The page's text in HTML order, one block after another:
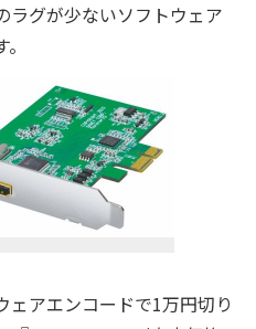
ラグが少ないソフトウェア
アエンコードで1万円切り